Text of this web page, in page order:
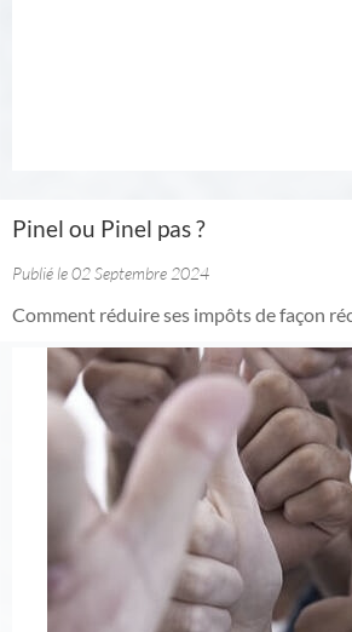
Pinel ou Pinel pas ?
Publié le 02 Septembre 2024
Comment réduire ses impôts de façon